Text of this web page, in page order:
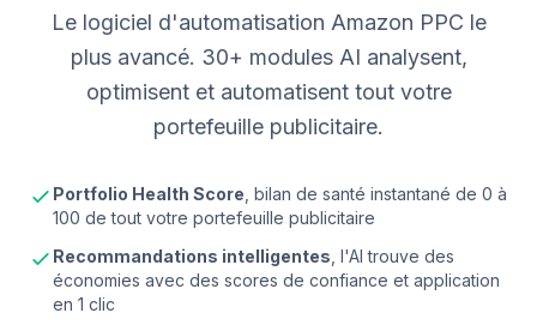
Le logiciel d'automatisation Amazon PPC le
plus avancé. 30+ modules AI analysent,
optimisent et automatisent tout votre
portefeuille publicitaire.
Portfolio Health Score , bilan de santé instantané de 0 à
100 de tout votre portefeuille publicitaire
Recommandations intelligentes , l'AI trouve des
économies avec des scores de confiance et application
en 1 clic